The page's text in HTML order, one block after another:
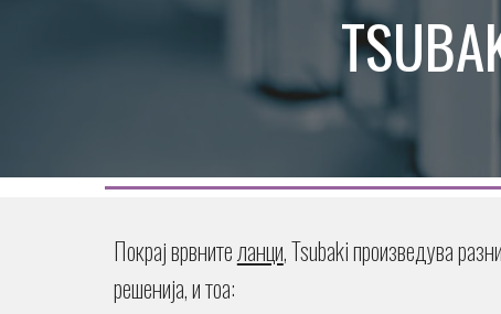
Покрај врвнителанци, Tsubaki произведува
решенија, и тоа: